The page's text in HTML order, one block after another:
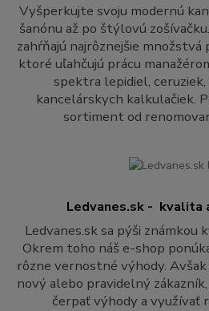
Vyšperkujte svoju modernú
šanónu až po štýlovú
zahŕňajú najrôznejšie
ktoré uľahčujú prácu
spektra lepidiel,
kancelárskych kalkulačiek.
sortiment od
Ledvanes.sk - kvalita
Ledvanes.sk sa pýši známkou
Okrem toho náš e-shop
rôzne vernostné výhody.
nový alebo pravidelný
čerpať výhody a využívať